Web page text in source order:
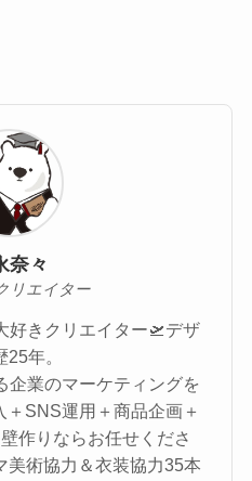
奈々
リエイター
好きクリエイター🛫デザ
25年。
企業のマーケティングを
SNS運用＋商品企画＋
作りならお任せくださ
美術協力＆衣装協力35本